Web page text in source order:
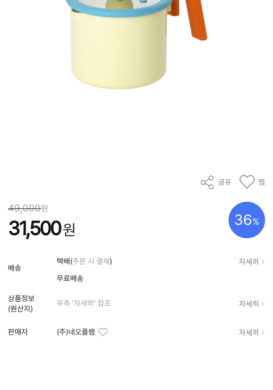
공유 찜
36%
49,000원
31,500원
배송
택배(주문 시 결제) 자세히
무료배송
상품정보
(원산지)
우측 '자세히' 참조 자세히
판매자 (주)네오플램 자세히